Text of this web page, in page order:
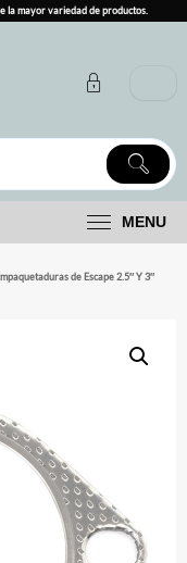
la mayor variedad de productos.
MENU
de Escape 2.5″ Y 3″